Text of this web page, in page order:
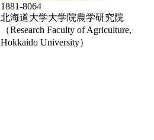
1881-8064
北海道大学大学院農学研究院
（Research Faculty of Agriculture,
Hokkaido University）